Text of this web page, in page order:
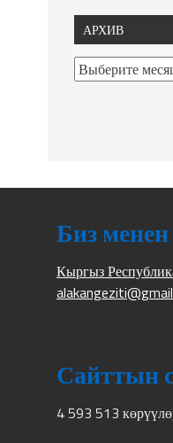
АРХИВ
Биз
Кыргыз
Сайттын
4 593 513